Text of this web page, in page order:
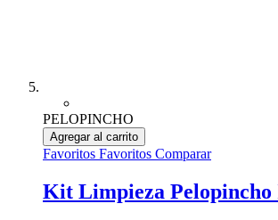
PELOPINCHO
Agregar al carrito
Favoritos Favoritos Comparar
Kit Limpieza Pelopincho